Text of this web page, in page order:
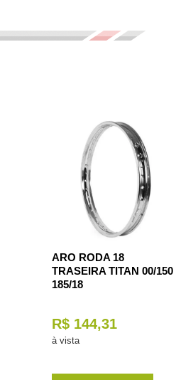
ARO RODA 18
TRASEIRA TITAN 00/150
185/18
R$ 144,31
à vista